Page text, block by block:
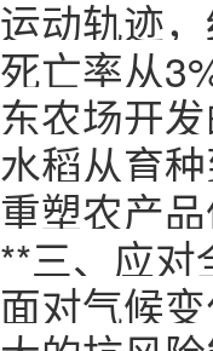
运动轨迹
死亡率从
东农场开
水稻从育
重塑农产
**三、应
面对气候